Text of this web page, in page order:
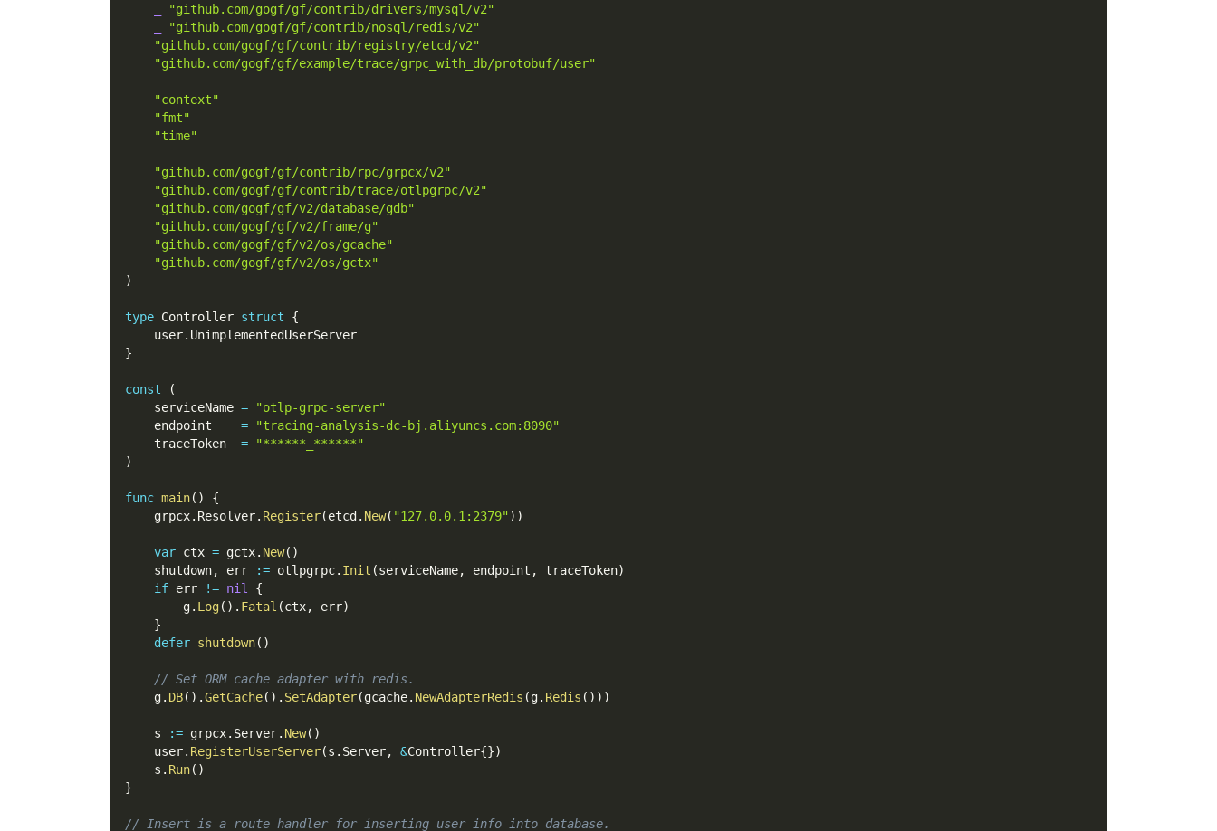
"github.com/gogf/gf/contrib/drivers/mysql/v2"
"github.com/gogf/gf/contrib/nosql/redis/v2"
"github.com/gogf/gf/contrib/registry/etcd/v2"
"github.com/gogf/gf/example/trace/grpc_with_db/protobuf/user"
"context"
"fmt"
"time"
"github.com/gogf/gf/contrib/rpc/grpcx/v2"
"github.com/gogf/gf/contrib/trace/otlpgrpc/v2"
"github.com/gogf/gf/v2/database/gdb"
"github.com/gogf/gf/v2/frame/g"
"github.com/gogf/gf/v2/os/gcache"
"github.com/gogf/gf/v2/os/gctx"
)
type Controller struct
{
    user
. UnimplementedUserServer
}
const
(
    serviceName
=
"otlp-grpc-server"
    endpoint
=
"tracing-analysis-dc-bj.aliyuncs.com:8090"
    traceToken
=
"******_******"
)
func main( )
{
    grpcx
. Resolver. Register(etcd . New( "127.0.0.1:2379") )
var ctx = gctx. New( )
    shutdown
, err := otlpgrpc. Init (serviceName, endpoint , traceToken)
if err != nil
{
        g
. Log( ) . Fatal (ctx, err)
}
defer shutdown( )
// Set ORM cache adapter with redis.
    g
. DB( ) .GetCache( ) . SetAdapter(gcache. NewAdapterRedis (g. Redis ( ) ) )
    s
:= grpcx. Server. New( )
    user
. RegisterUserServer(s . Server, &Controller{})
    s
. Run( )
}
// Insert is a route handler for inserting user info into database.